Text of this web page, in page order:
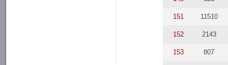
151 11510
152 2143
153 807